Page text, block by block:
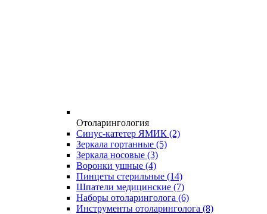
Отоларингология
Синус-катетер ЯМИК (2)
Зеркала гортанные (5)
Зеркала носовые (3)
Воронки ушные (4)
Пинцеты стерильные (14)
Шпатели медицинские (7)
Наборы отоларинголога (6)
Инструменты отоларинголога (8)